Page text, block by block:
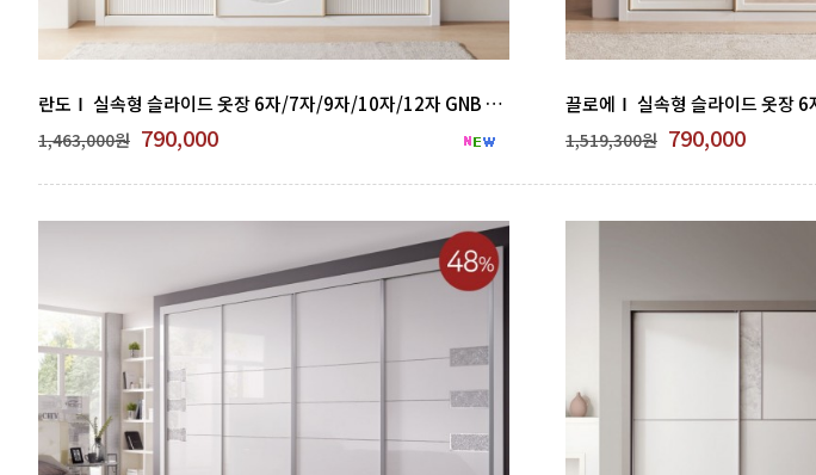
란도Ⅰ 실속형 슬라이드 옷장 6자/7자/9자/10자/12자 GNB 500-14
1,463,000원 790,000 1,519,300원 790,000